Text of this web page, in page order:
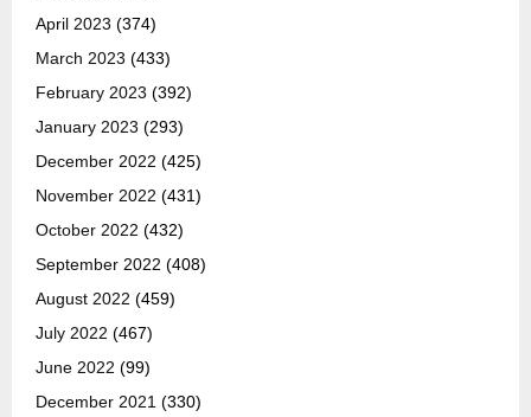
April 2023 (374)
March 2023 (433)
February 2023 (392)
January 2023 (293)
December 2022 (425)
November 2022 (431)
October 2022 (432)
September 2022 (408)
August 2022 (459)
July 2022 (467)
June 2022 (99)
December 2021 (330)